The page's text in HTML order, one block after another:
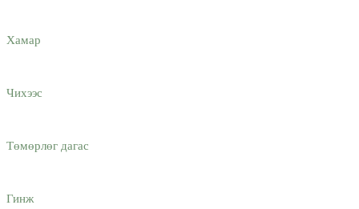
Хамар
Чихээс
Төмөрлөг дагас
Гинж